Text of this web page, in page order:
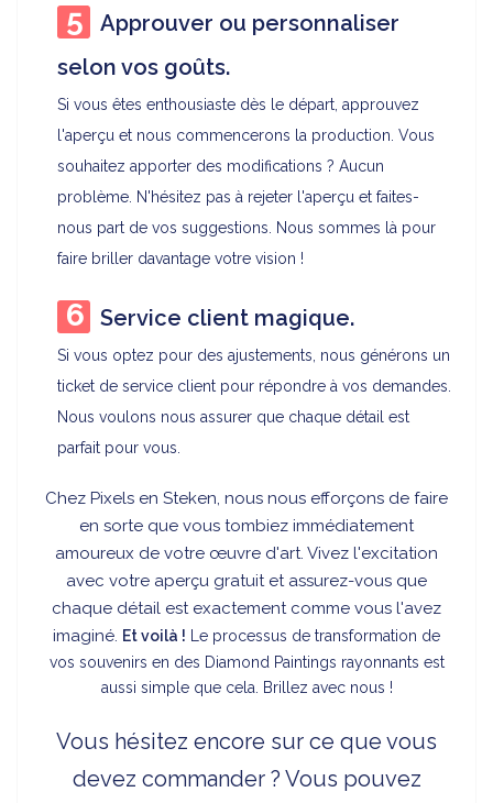
Approuver ou personnaliser
selon vos goûts.
Si vous êtes enthousiaste dès le départ, approuvez
l'aperçu et nous commencerons la production. Vous
souhaitez apporter des modifications ? Aucun
problème. N'hésitez pas à rejeter l'aperçu et faites-
nous part de vos suggestions. Nous sommes là pour
faire briller davantage votre vision !
Service client magique.
Si vous optez pour des ajustements, nous générons un
ticket de service client pour répondre à vos demandes.
Nous voulons nous assurer que chaque détail est
parfait pour vous.
Chez Pixels en Steken, nous nous efforçons de faire
en sorte que vous tombiez immédiatement
amoureux de votre œuvre d'art. Vivez l'excitation
avec votre aperçu gratuit et assurez-vous que
chaque détail est exactement comme vous l'avez
imaginé. Et voilà ! Le processus de transformation de
vos souvenirs en des Diamond Paintings rayonnants est
aussi simple que cela. Brillez avec nous !
Vous hésitez encore sur ce que vous
devez commander ? Vous pouvez